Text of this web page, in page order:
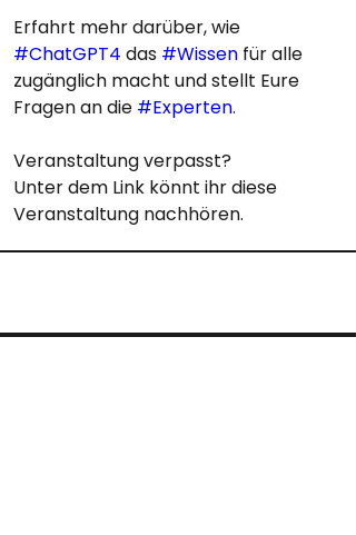
Erfahrt mehr darüber, wie
#ChatGPT4 das #Wissen für alle
zugänglich macht und stellt Eure
Fragen an die #Experten.
Veranstaltung verpasst?
Unter dem Link könnt ihr diese
Veranstaltung nachhören.